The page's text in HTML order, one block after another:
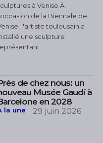
à Venise À
de la Biennale de
l'artiste toulousain a
une sculpture
de chez nous: un
Musée Gaudí à
en 2028
la une 29 juin 2026